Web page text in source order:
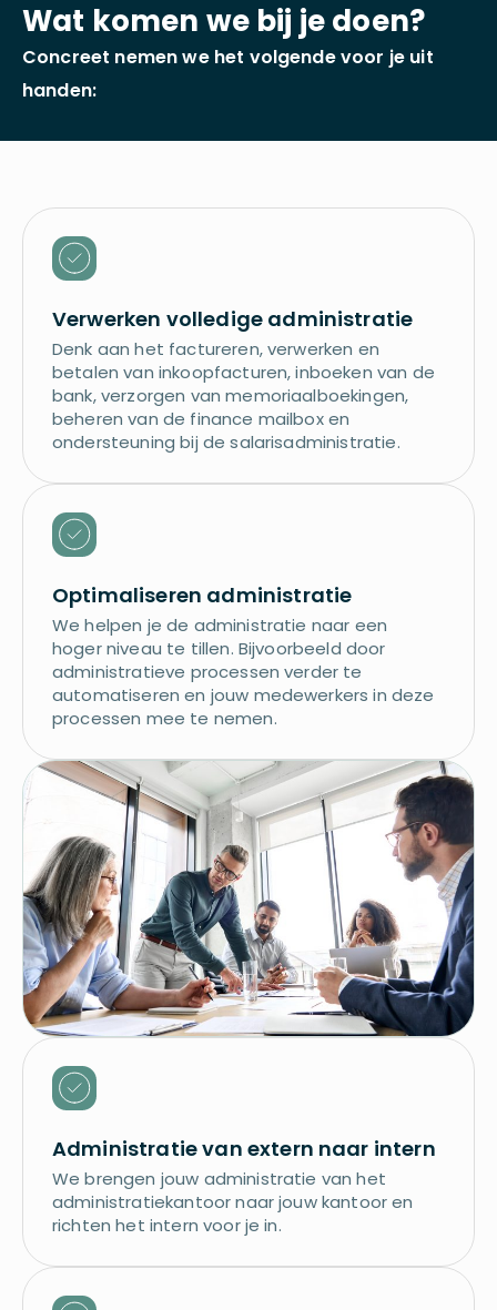
Wat komen we bij je doen?
Concreet nemen we het volgende voor je uit
handen:
Verwerken volledige administratie
Denk aan het factureren, verwerken en
betalen van inkoopfacturen, inboeken van de
bank, verzorgen van memoriaalboekingen,
beheren van de finance mailbox en
ondersteuning bij de salarisadministratie.
Optimaliseren administratie
We helpen je de administratie naar een
hoger niveau te tillen. Bijvoorbeeld door
administratieve processen verder te
automatiseren en jouw medewerkers in deze
processen mee te nemen.
Administratie van extern naar intern
We brengen jouw administratie van het
administratiekantoor naar jouw kantoor en
richten het intern voor je in.